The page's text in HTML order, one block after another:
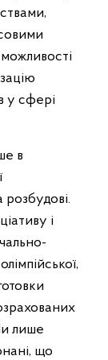
у сфері
в
розбудові.
і
лише
що